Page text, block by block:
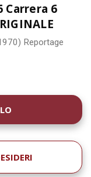
Carrera 6
Reportage